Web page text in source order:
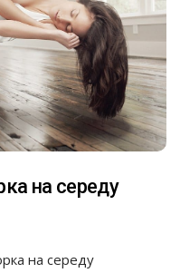
на середу
на середу